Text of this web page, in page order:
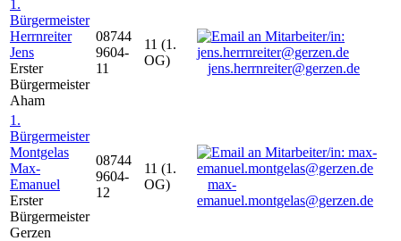
1.
Bürgermeister
Herrnreiter
Jens
Erster
Bürgermeister
Aham
08744
9604-
11
11 (1.
OG)
jens.herrnreiter@gerzen.de
1.
Bürgermeister
Montgelas
Max-
Emanuel
Erster
Bürgermeister
Gerzen
08744
9604-
12
11 (1.
OG)
max-
emanuel.montgelas@gerzen.de